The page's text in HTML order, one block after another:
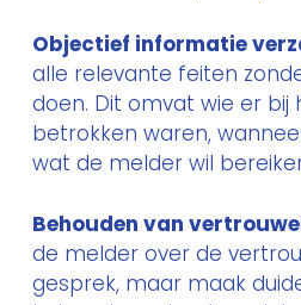
Objectief informatie
alle relevante feiten
doen. Dit omvat wie er bij
betrokken waren,
wat de melder wil
Behouden van
de melder over de
gesprek, maar maak